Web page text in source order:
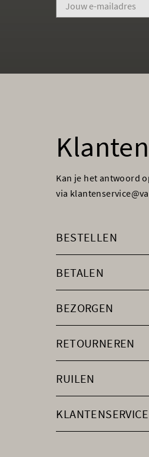
Kan je het antwoord
via
BESTELLEN
BETALEN
BEZORGEN
RETOURNEREN
RUILEN